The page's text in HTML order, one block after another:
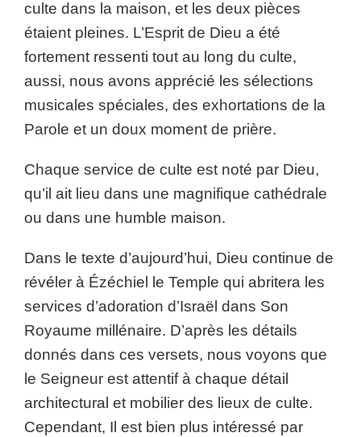
culte dans la maison, et les deux pièces
étaient pleines. L’Esprit de Dieu a été
fortement ressenti tout au long du culte,
aussi, nous avons apprécié les sélections
musicales spéciales, des exhortations de la
Parole et un doux moment de prière.
Chaque service de culte est noté par Dieu,
qu’il ait lieu dans une magnifique cathédrale
ou dans une humble maison.
Dans le texte d’aujourd’hui, Dieu continue de
révéler à Ézéchiel le Temple qui abritera les
services d’adoration d’Israël dans Son
Royaume millénaire. D’après les détails
donnés dans ces versets, nous voyons que
le Seigneur est attentif à chaque détail
architectural et mobilier des lieux de culte.
Cependant, Il est bien plus intéressé par